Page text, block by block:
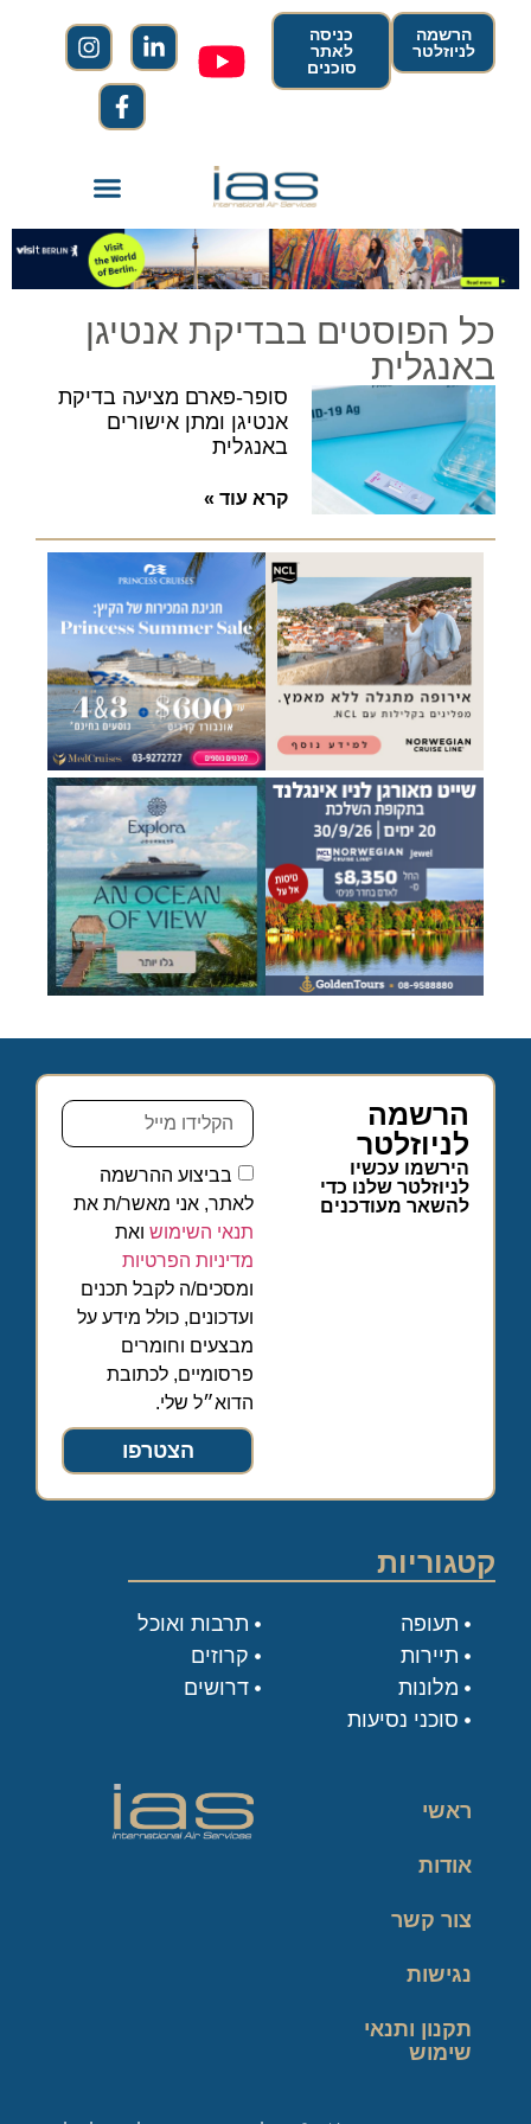
הרשמה
לניוזלטר
כניסה
לאתר
סוכנים
כל הפוסטים בבדיקת אנטיגן
באנגלית
סופר-פארם מציעה בדיקת
אנטיגן ומתן אישורים
באנגלית
קרא עוד »
הרשמה
לניוזלטר
הירשמו עכשיו
לניוזלטר שלנו כדי
להשאר מעודכנים
בביצוע ההרשמה
לאתר, אני מאשר/ת את
תנאי השימוש ואת
מדיניות הפרטיות
ומסכים/ה לקבל תכנים
ועדכונים, כולל מידע על
מבצעים וחומרים
פרסומיים, לכתובת
הדוא״ל שלי.
הצטרפו
קטגוריות
תעופה
תיירות
מלונות
סוכני נסיעות
תרבות ואוכל
קרוזים
דרושים
ראשי
אודות
צור קשר
נגישות
תקנון ותנאי
שימוש